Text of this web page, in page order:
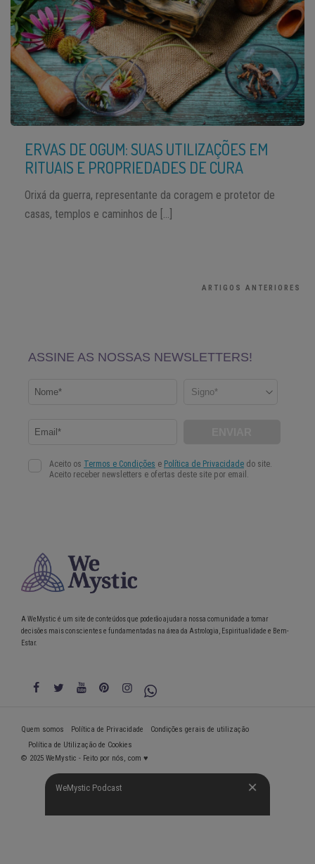
ERVAS DE OGUM: SUAS UTILIZAÇÕES EM
RITUAIS E PROPRIEDADES DE CURA
Orixá da guerra, representante da coragem e protetor de
casas, templos e caminhos de […]
ARTIGOS ANTERIORES
A WeMystic é um site de conteúdos que poderão ajudar a nossa comunidade a tomar
decisões mais conscientes e fundamentadas na área da Astrologia, Espiritualidade e Bem-
Estar.
WeMystic Podcast
Quem somos Política de Privacidade
Condições gerais de utilização
Política de Utilização de Cookies
© 2025 WeMystic - Feito por nós, com ♥